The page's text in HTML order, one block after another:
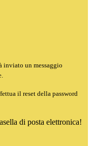
inviato un messaggio
il reset della password
di posta elettronica!